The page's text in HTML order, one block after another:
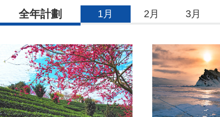
全年計劃 1月 2月 3月